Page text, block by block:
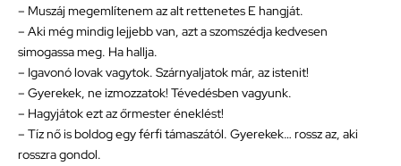
– Muszáj megemlítenem az alt rettenetes E hangját.
– Aki még mindig lejjebb van, azt a szomszédja kedvesen
simogassa meg. Ha hallja.
– Igavonó lovak vagytok. Szárnyaljatok már, az istenit!
– Gyerekek, ne izmozzatok! Tévedésben vagyunk.
– Hagyjátok ezt az őrmester éneklést!
– Tíz nő is boldog egy férfi támaszától. Gyerekek… rossz az, aki
rosszra gondol.